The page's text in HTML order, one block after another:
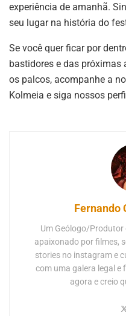
experiência de amanhã.
seu lugar na história do
Se você quer ficar por
bastidores e das próximas
os palcos, acompanhe a
Kolmeia e siga nossos
Fernando
Um Geólogo/Produtor
apaixonado por filmes,
stories no instagram e
com uma galera legal e
agora e creio